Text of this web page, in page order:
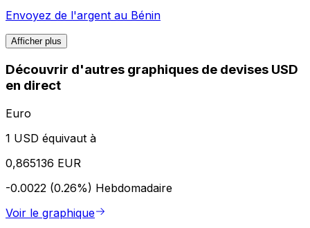
Envoyez de l'argent au Bénin
Afficher plus
Découvrir d'autres graphiques de devises USD
en direct
Euro
1 USD équivaut à
0,865136 EUR
-0.0022 (0.26%) Hebdomadaire
Voir le graphique